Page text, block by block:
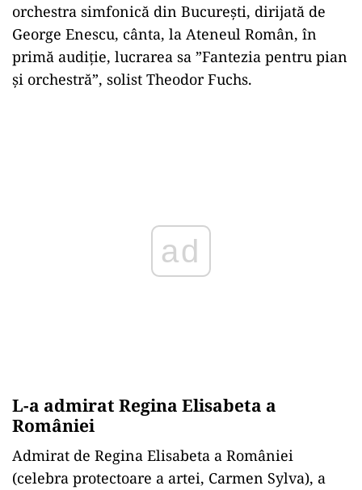
orchestra simfonică din Bucureşti, dirijată de
George Enescu, cânta, la Ateneul Român, în
primă audiţie, lucrarea sa ”Fantezia pentru pian
şi orchestră”, solist Theodor Fuchs.
ad
L-a admirat Regina Elisabeta a
României
Admirat de Regina Elisabeta a României
(celebra protectoare a artei, Carmen Sylva), a